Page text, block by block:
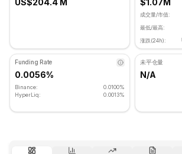
US$204.4 M $1.07M
成交量/市值:
最低/最高:
涨跌(24h):
Funding Rate
0.0056%
Binance:
0.0100%
HyperLiq:
0.0013%
未平仓量
N/A